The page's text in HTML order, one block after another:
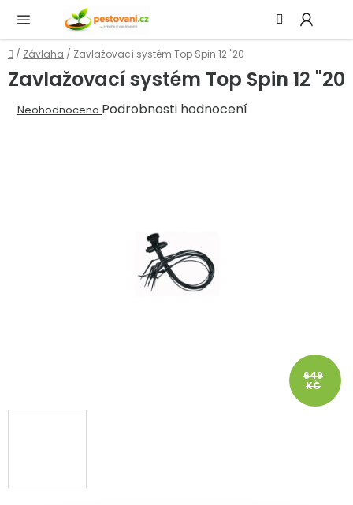
obsah
Domů
/ Závlaha / Zavlažovací systém Top Spin 12 "20
Zavlažovací systém Top Spin 12 "20
Průměrné
Neohodnoceno Podrobnosti hodnocení
649
KČ